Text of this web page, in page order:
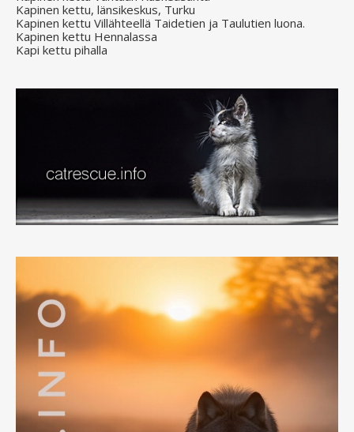
Kapinen kettu, länsikeskus, Turku
Kapinen kettu Villähteellä Taidetien ja Taulutien luona.
Kapinen kettu Hennalassa
Kapi kettu pihalla